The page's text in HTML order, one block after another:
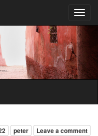
peter Leave a comment